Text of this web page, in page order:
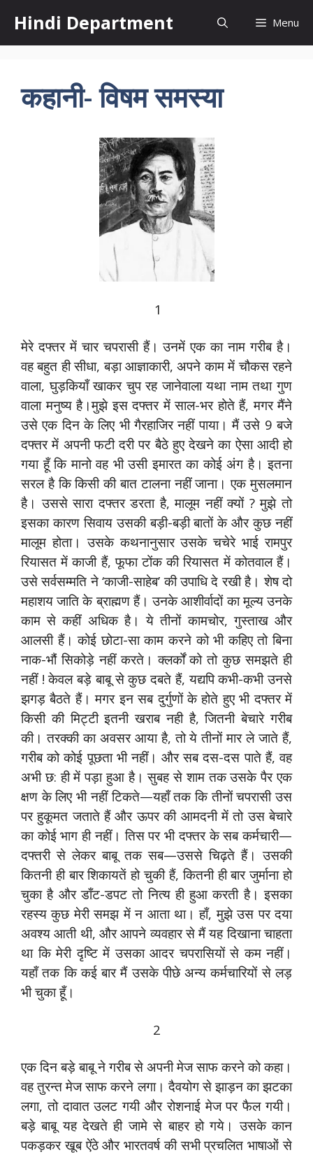
content
Hindi Department Menu
कहानी- विषम समस्या
1
मेरे दफ्तर में चार चपरासी हैं। उनमें एक का नाम गरीब है।
वह बहुत ही सीधा, बड़ा आज्ञाकारी, अपने काम में चौकस रहने
वाला, घुड़कियाँ खाकर चुप रह जानेवाला यथा नाम तथा गुण
वाला मनुष्य है।मुझे इस दफ्तर में साल-भर होते हैं, मगर मैंने
उसे एक दिन के लिए भी गैरहाजिर नहीं पाया। मैं उसे 9 बजे
दफ्तर में अपनी फटी दरी पर बैठे हुए देखने का ऐसा आदी हो
गया हूँ कि मानो वह भी उसी इमारत का कोई अंग है। इतना
सरल है कि किसी की बात टालना नहीं जाना। एक मुसलमान
है। उससे सारा दफ्तर डरता है, मालूम नहीं क्यों ? मुझे तो
इसका कारण सिवाय उसकी बड़ी-बड़ी बातों के और कुछ नहीं
मालूम होता। उसके कथनानुसार उसके चचेरे भाई रामपुर
रियासत में काजी हैं, फूफा टोंक की रियासत में कोतवाल हैं।
उसे सर्वसम्मति ने ‘काजी-साहेब’ की उपाधि दे रखी है। शेष दो
महाशय जाति के ब्राह्मण हैं। उनके आशीर्वादों का मूल्य उनके
काम से कहीं अधिक है। ये तीनों कामचोर, गुस्ताख और
आलसी हैं। कोई छोटा-सा काम करने को भी कहिए तो बिना
नाक-भौं सिकोड़े नहीं करते। क्लर्कों को तो कुछ समझते ही
नहीं ! केवल बड़े बाबू से कुछ दबते हैं, यद्यपि कभी-कभी उनसे
झगड़ बैठते हैं। मगर इन सब दुर्गुणों के होते हुए भी दफ्तर में
किसी की मिट्टी इतनी खराब नही है, जितनी बेचारे गरीब
की। तरक्की का अवसर आया है, तो ये तीनों मार ले जाते हैं,
गरीब को कोई पूछता भी नहीं। और सब दस-दस पाते हैं, वह
अभी छ: ही में पड़ा हुआ है। सुबह से शाम तक उसके पैर एक
क्षण के लिए भी नहीं टिकते—यहाँ तक कि तीनों चपरासी उस
पर हुकूमत जताते हैं और ऊपर की आमदनी में तो उस बेचारे
का कोई भाग ही नहीं। तिस पर भी दफ्तर के सब कर्मचारी—
दफ्तरी से लेकर बाबू तक सब—उससे चिढ़ते हैं। उसकी
कितनी ही बार शिकायतें हो चुकी हैं, कितनी ही बार जुर्माना हो
चुका है और डाँट-डपट तो नित्य ही हुआ करती है। इसका
रहस्य कुछ मेरी समझ में न आता था। हाँ, मुझे उस पर दया
अवश्य आती थी, और आपने व्यवहार से मैं यह दिखाना चाहता
था कि मेरी दृष्टि में उसका आदर चपरासियों से कम नहीं।
यहाँ तक कि कई बार मैं उसके पीछे अन्य कर्मचारियों से लड़
भी चुका हूँ।
2
एक दिन बड़े बाबू ने गरीब से अपनी मेज साफ करने को कहा।
वह तुरन्त मेज साफ करने लगा। दैवयोग से झाड़न का झटका
लगा, तो दावात उलट गयी और रोशनाई मेज पर फैल गयी।
बड़े बाबू यह देखते ही जामे से बाहर हो गये। उसके कान
पकड़कर खूब ऐंठे और भारतवर्ष की सभी प्रचलित भाषाओं से